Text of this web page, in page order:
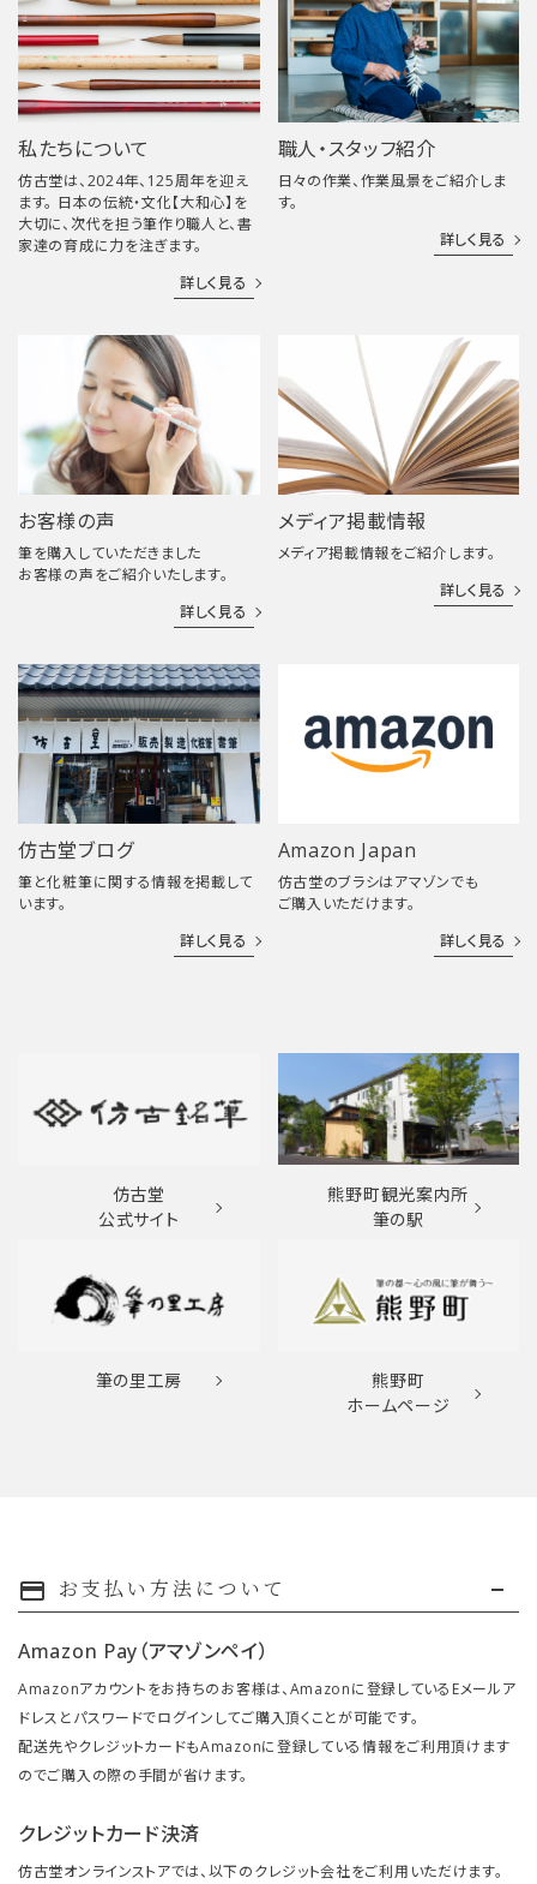
私たちについて
仿古堂は、2024年、125周年を迎え
ます。 日本の伝統・文化【大和心】を
大切に、次代を担う筆作り職人と、書
家達の育成に力を注ぎます。
詳しく見る
職人・スタッフ紹介
日々の作業、作業風景をご紹介しま
す。
詳しく見る
お客様の声
筆を購入していただきました
お客様の声をご紹介いたします。
詳しく見る
メディア掲載情報
メディア掲載情報をご紹介します。
詳しく見る
仿古堂ブログ
筆と化粧筆に関する情報を掲載して
います。
詳しく見る
Amazon Japan
仿古堂のブラシはアマゾンでも
ご購入いただけます。
詳しく見る
仿古堂
公式サイト
熊野町観光案内所
筆の駅
筆の里工房
熊野町
ホームページ
payment お支払い方法について
Amazon Pay（アマゾンペイ）
Amazonアカウントをお持ちのお客様は、Amazonに登録しているEメールア
ドレスとパスワードでログインしてご購入頂くことが可能です。
配送先やクレジットカードもAmazonに登録している情報をご利用頂けます
のでご購入の際の手間が省けます。
クレジットカード決済
仿古堂オンラインストアでは、以下のクレジット会社をご利用いただけます。